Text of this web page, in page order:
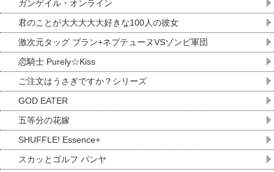
ガンゲイル・オンライン
君のことが大大大大大好きな100人の彼女
激次元タッグ ブラン+ネプテューヌVSゾンビ軍団
恋騎士 Purely☆Kiss
ご注文はうさぎですか？シリーズ
GOD EATER
五等分の花嫁
SHUFFLE! Essence+
スカッとゴルフ パンヤ